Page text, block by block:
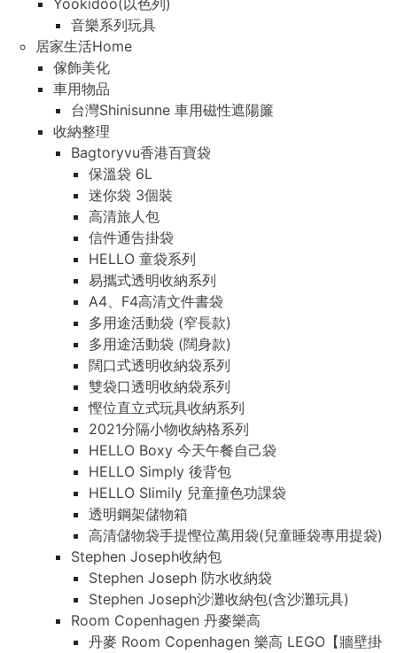
Yookidoo(以色列)
音樂系列玩具
居家生活Home
傢飾美化
車用物品
台灣Shinisunne 車用磁性遮陽簾
收納整理
Bagtoryvu香港百寶袋
保溫袋 6L
迷你袋 3個裝
高清旅人包
信件通告掛袋
HELLO 童袋系列
易攜式透明收納系列
A4、F4高清文件書袋
多用途活動袋 (窄長款)
多用途活動袋 (闊身款)
闊口式透明收納袋系列
雙袋口透明收納袋系列
慳位直立式玩具收納系列
2021分隔小物收納格系列
HELLO Boxy 今天午餐自己袋
HELLO Simply 後背包
HELLO Slimily 兒童撞色功課袋
透明鋼架儲物箱
高清儲物袋手提慳位萬用袋(兒童睡袋專用提袋)
Stephen Joseph收納包
Stephen Joseph 防水收納袋
Stephen Joseph沙灘收納包(含沙灘玩具)
Room Copenhagen 丹麥樂高
丹麥 Room Copenhagen 樂高 LEGO【牆壁掛